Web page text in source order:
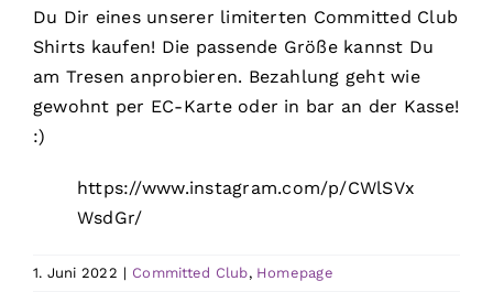
Du Dir eines unserer limiterten Committed Club
Shirts kaufen! Die passende Größe kannst Du
am Tresen anprobieren. Bezahlung geht wie
gewohnt per EC-Karte oder in bar an der Kasse!
:)
https://www.instagram.com/p/CWlSVx
WsdGr/
1. Juni 2022 | Committed Club, Homepage